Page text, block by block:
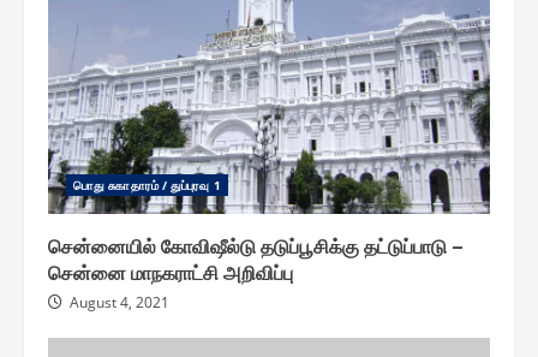
பொது சுகாதாரம் / துப்புரவு 1
சென்னையில் கோவிஷீல்டு தடுப்பூசிக்கு தட்டுப்பாடு –
சென்னை மாநகராட்சி அறிவிப்பு
August 4, 2021